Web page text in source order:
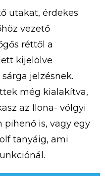
utakat, érdekes
vezető
réttől a
kijelölve
jelzésnek.
még kialakítva,
az Ilona- völgyi
pihenő is, vagy egy
tanyáig, ami